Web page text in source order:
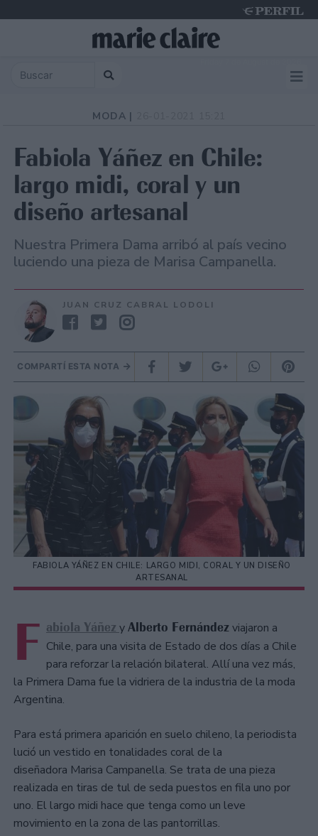
MODA |
Fabiola Yáñez en Chile:
largo midi, coral y un
diseño artesanal
Nuestra Primera Dama arribó al país vecino
luciendo una pieza de Marisa Campanella.
JUAN CRUZ CABRAL LODOLI
COMPARTÍ ESTA NOTA
FABIOLA YÁÑEZ EN CHILE: LARGO MIDI, CORAL Y UN DISEÑO
ARTESANAL
F abiola Yáñez yAlberto Fernándezviajaron a
Chile, para una visita de Estado de dos días a Chile
para reforzar la relación bilateral. Allí una vez más,
la Primera Dama fue la vidriera de la industria de la moda
Argentina.
Para está primera aparición en suelo chileno, la periodista
lució un vestido en tonalidades coral de la
diseñadora Marisa Campanella. Se trata de una pieza
realizada en tiras de tul de seda puestos en fila uno por
uno. El largo midi hace que tenga como un leve
movimiento en la zona de las pantorrillas.